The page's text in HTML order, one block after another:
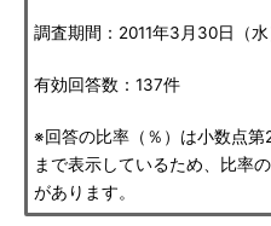
調査期間：2011年3月30日（水
有効回答数：137件
※回答の比率（％）は小数点
まで表示しているため、比率
があります。